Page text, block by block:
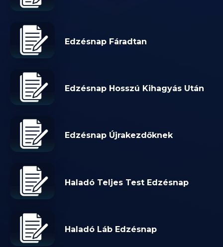
Edzésnap Fáradtan
Edzésnap Hosszú Kihagyás Után
Edzésnap Újrakezdőknek
Haladó Teljes Test Edzésnap
Haladó Láb Edzésnap